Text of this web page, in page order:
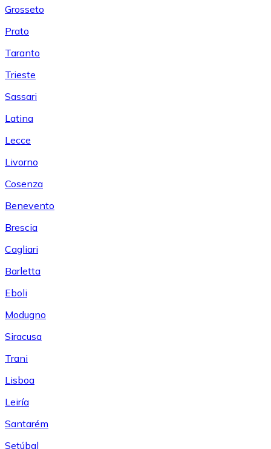
Grosseto
Prato
Taranto
Trieste
Sassari
Latina
Lecce
Livorno
Cosenza
Benevento
Brescia
Cagliari
Barletta
Eboli
Modugno
Siracusa
Trani
Lisboa
Leiría
Santarém
Setúbal